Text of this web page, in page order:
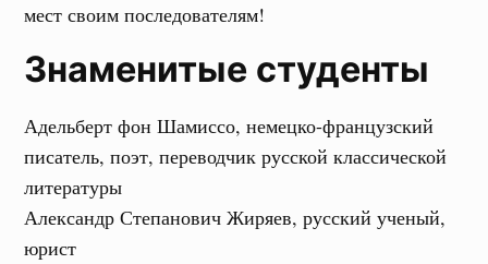
мест своим последователям!
Знаменитые студенты
Адельберт фон Шамиссо, немецко-французский
писатель, поэт, переводчик русской классической
литературы
Александр Степанович Жиряев, русский ученый,
юрист